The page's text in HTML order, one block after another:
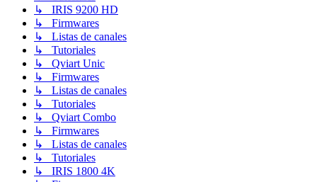
↳ IRIS 9200 HD
↳ Firmwares
↳ Listas de canales
↳ Tutoriales
↳ Qviart Unic
↳ Firmwares
↳ Listas de canales
↳ Tutoriales
↳ Qviart Combo
↳ Firmwares
↳ Listas de canales
↳ Tutoriales
↳ IRIS 1800 4K